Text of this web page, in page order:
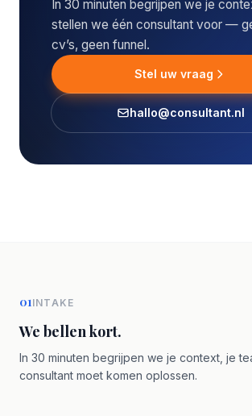
In 30 minuten begrijpen we je
stellen we één consultant voor —
cv’s, geen funnel.
Stel uw vraag
hallo@consultant.nl
01INTAKE
We bellen kort.
In 30 minuten begrijpen we je context, je
consultant moet komen oplossen.